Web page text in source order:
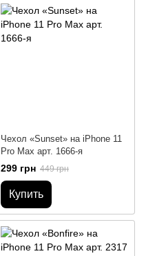
Чехол «Sunset» на iPhone 11
Pro Max арт. 1666-я
299 грн 449 грн
Купить